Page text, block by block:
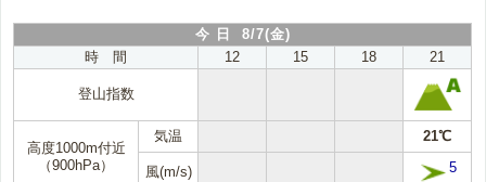
今 日 8/7(金)
時 間
12 15 18 21
登山指数
高度1000m付近
（900hPa）
気温 21℃
風(m/s) 5